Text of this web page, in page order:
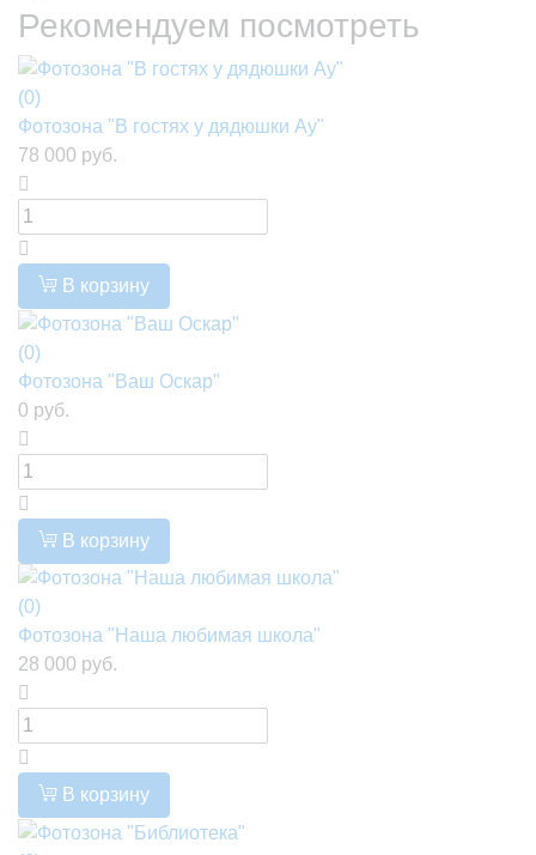
Рекомендуем посмотреть
(0)
Фотозона "В гостях у дядюшки Ау"
78 000 руб.
В корзину
(0)
Фотозона "Ваш Оскар"
0 руб.
В корзину
(0)
Фотозона "Наша любимая школа"
28 000 руб.
В корзину